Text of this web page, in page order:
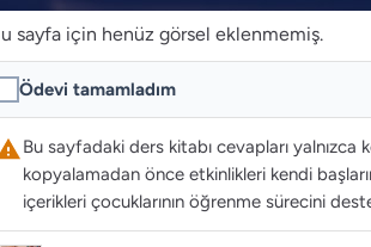
sayfa için henüz görsel eklenmemiş.
Ödevi tamamladım
Bu sayfadaki ders kitabı cevapları yalnızca
kopyalamadan önce etkinlikleri kendi
içerikleri çocuklarının öğrenme sürecini